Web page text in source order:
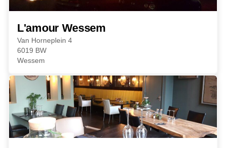
L'amour Wessem
Van Horneplein 4
6019 BW
Wessem